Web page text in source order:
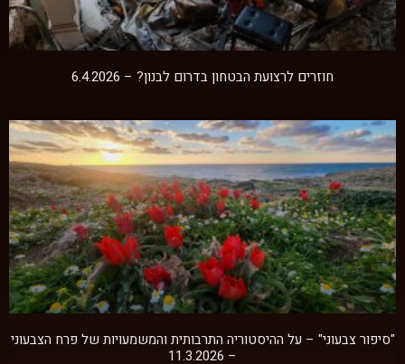
חוזרים לרצועת הבטחון בדרום לבנון? – 6.4.2026
"סיפור צבעוני" – על ההיסטוריה התרבותית והמשמעויות של פרח הצבעוני
– 11.3.2026